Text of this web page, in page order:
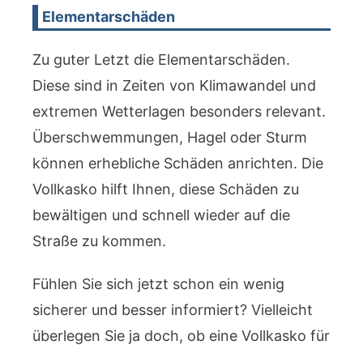
Elementarschäden
Zu guter Letzt die Elementarschäden.
Diese sind in Zeiten von Klimawandel und
extremen Wetterlagen besonders relevant.
Überschwemmungen, Hagel oder Sturm
können erhebliche Schäden anrichten. Die
Vollkasko hilft Ihnen, diese Schäden zu
bewältigen und schnell wieder auf die
Straße zu kommen.
Fühlen Sie sich jetzt schon ein wenig
sicherer und besser informiert? Vielleicht
überlegen Sie ja doch, ob eine Vollkasko für